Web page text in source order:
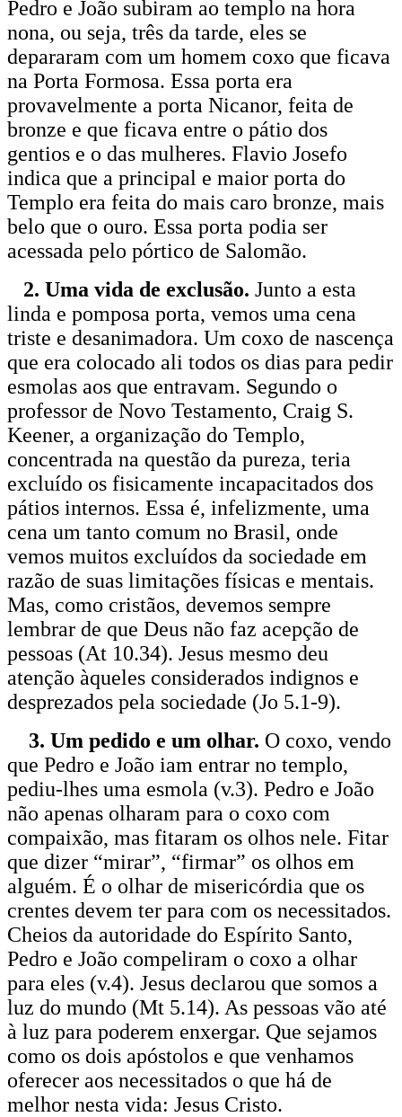
Pedro e João subiram ao templo na hora
nona, ou seja, três da tarde, eles se
depararam com um homem coxo que ficava
na Porta Formosa. Essa porta era
provavelmente a porta Nicanor, feita de
bronze e que ficava entre o pátio dos
gentios e o das mulheres. Flavio Josefo
indica que a principal e maior porta do
Templo era feita do mais caro bronze, mais
belo que o ouro. Essa porta podia ser
acessada pelo pórtico de Salomão.
2. Uma vida de exclusão. Junto a esta
linda e pomposa porta, vemos uma cena
triste e desanimadora. Um coxo de nascença
que era colocado ali todos os dias para pedir
esmolas aos que entravam. Segundo o
professor de Novo Testamento, Craig S.
Keener, a organização do Templo,
concentrada na questão da pureza, teria
excluído os fisicamente incapacitados dos
pátios internos. Essa é, infelizmente, uma
cena um tanto comum no Brasil, onde
vemos muitos excluídos da sociedade em
razão de suas limitações físicas e mentais.
Mas, como cristãos, devemos sempre
lembrar de que Deus não faz acepção de
pessoas (At 10.34). Jesus mesmo deu
atenção àqueles considerados indignos e
desprezados pela sociedade (Jo 5.1-9).
3. Um pedido e um olhar. O coxo, vendo
que Pedro e João iam entrar no templo,
pediu-lhes uma esmola (v.3). Pedro e João
não apenas olharam para o coxo com
compaixão, mas fitaram os olhos nele. Fitar
que dizer “mirar”, “firmar” os olhos em
alguém. É o olhar de misericórdia que os
crentes devem ter para com os necessitados.
Cheios da autoridade do Espírito Santo,
Pedro e João compeliram o coxo a olhar
para eles (v.4). Jesus declarou que somos a
luz do mundo (Mt 5.14). As pessoas vão até
à luz para poderem enxergar. Que sejamos
como os dois apóstolos e que venhamos
oferecer aos necessitados o que há de
melhor nesta vida: Jesus Cristo.